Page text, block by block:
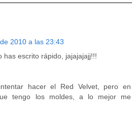
2010 a las 23:43
has escrito rápido, jajajajajj!!!
hacer el Red Velvet, pero en
tengo los moldes, a lo mejor me